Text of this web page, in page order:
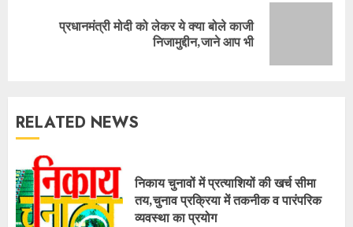
प्रधानमंत्री मोदी को लेकर ये क्या बोले काजी
निजामुद्दीन,जाने आप भी
RELATED NEWS
निकाय चुनावों में प्रत्याशियों की खर्च सीमा
तय,चुनाव प्रक्रिया में तकनीक व पारंपरिक
व्यवस्था का प्रयोग